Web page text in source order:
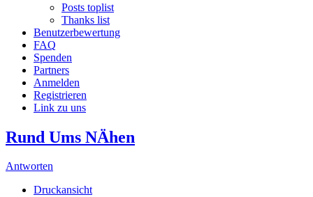
Posts toplist
Thanks list
Benutzerbewertung
FAQ
Spenden
Partners
Anmelden
Registrieren
Link zu uns
Rund Ums NÄhen
Antworten
Druckansicht